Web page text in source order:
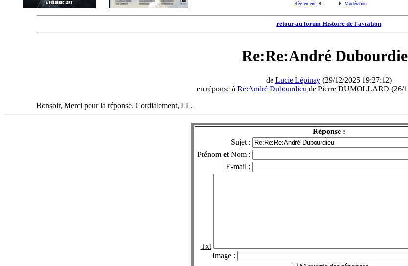
Règlement
Modération
retour au forum Histoire de l'aviation
Re:Re:André
de Lucie Lépinay(29/12/2025 19:27:12)
en réponse à Re:André Dubourdieu de Pierre DUMOLLARD (26/
Bonsoir, Merci pour la réponse. Cordialement, LL.
Réponse :
Sujet :
Prénom et Nom :
E-mail :
Txt
Image :